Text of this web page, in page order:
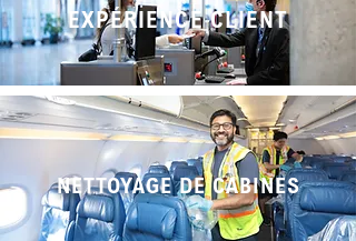
EXPÉRIENCE CLIENT
NETTOYAGE DE CABINES